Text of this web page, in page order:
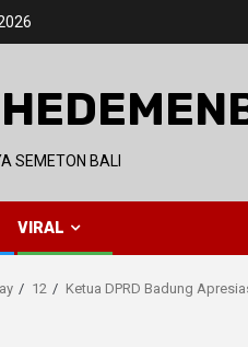
SEMETON BALI
VIRAL
12 Ketua DPRD Badung